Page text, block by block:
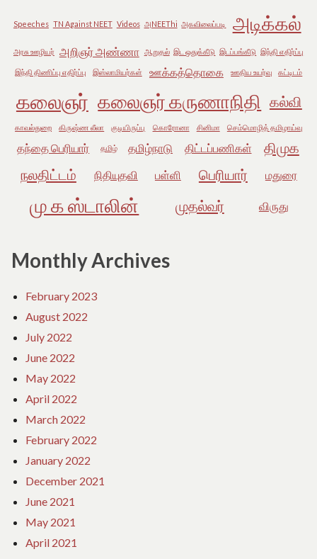
Speeches TN Against NEET Videos அNEEThi அகவிலைப்படி அடிக்கல்
அரசு ஊழியர் அறிஞர் அண்ணா ஆறுதல் இட ஒதுக்கீடு இடப்பங்கீடு இந்தி எதிர்ப்பு
இந்தி திணிப்பு எதிர்ப்பு இஸ்லாமியர்கள் ஊக்கத்தொகை ஊதிய உயர்வு கட்டிடம்
கலைஞர் கலைஞர் கருணாநிதி கல்வி
காவல்துறை கிருஷ்ண லீலா குடியிருப்பு கொரோனா சினிமா செம்மொழித் தமிழாய்வு
தந்தை பெரியார் தமிழ் தமிழ்நாடு திட்டப்பணிகள்
திமுக
நலதிட்டம்
நிதியுதவி பள்ளி பெரியார் மதுரை
மு க ஸ்டாலின் முதல்வர் விருது
Monthly Archives
February 2023
August 2022
July 2022
June 2022
May 2022
April 2022
March 2022
February 2022
January 2022
December 2021
June 2021
May 2021
April 2021